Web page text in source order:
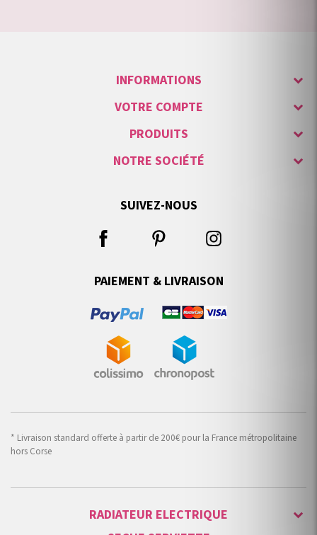
INFORMATIONS
VOTRE COMPTE
PRODUITS
NOTRE SOCIÉTÉ
SUIVEZ-NOUS
PAIEMENT & LIVRAISON
* Livraison standard offerte à partir de 200€ pour la France métropolitaine
hors Corse
RADIATEUR ELECTRIQUE